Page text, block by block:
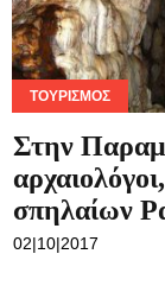
ΤΟΥΡΙΣΜΌΣ
Στην
σπηλαίων
02|10|2017